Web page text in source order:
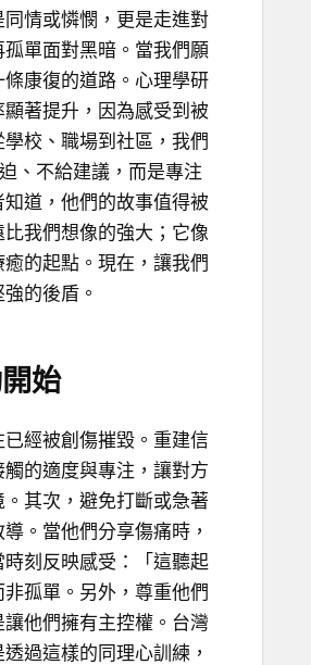
情或憐憫，更是走進對
單面對黑暗。當我們願
康復的道路。心理學研
著提升，因為感受到被
校、職場到社區，我們
、不給建議，而是專注
道，他們的故事值得被
我們想像的強大；它像
的起點。現在，讓我們
的後盾。
始
經被創傷摧毀。重建信
的適度與專注，讓對方
其次，避免打斷或急著
。當他們分享傷痛時，
刻反映感受：「這聽起
孤單。另外，尊重他們
他們擁有主控權。台灣
過這樣的同理心訓練，